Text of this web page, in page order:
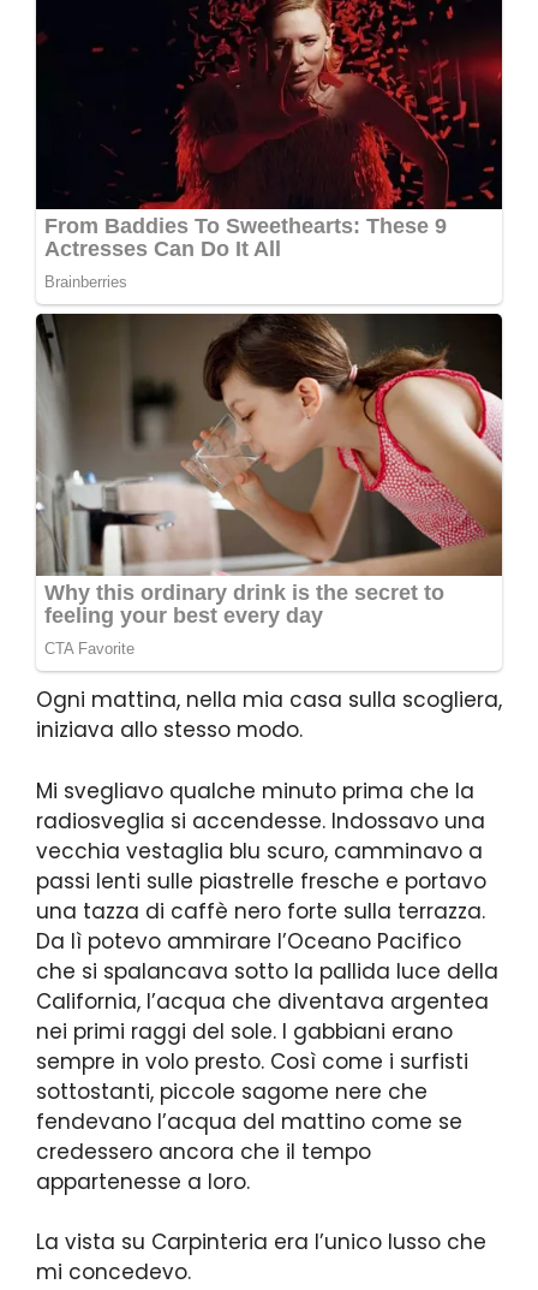
Ogni mattina, nella mia casa sulla scogliera,
iniziava allo stesso modo.
Mi svegliavo qualche minuto prima che la
radiosveglia si accendesse. Indossavo una
vecchia vestaglia blu scuro, camminavo a
passi lenti sulle piastrelle fresche e portavo
una tazza di caffè nero forte sulla terrazza.
Da lì potevo ammirare l’Oceano Pacifico
che si spalancava sotto la pallida luce della
California, l’acqua che diventava argentea
nei primi raggi del sole. I gabbiani erano
sempre in volo presto. Così come i surfisti
sottostanti, piccole sagome nere che
fendevano l’acqua del mattino come se
credessero ancora che il tempo
appartenesse a loro.
La vista su Carpinteria era l’unico lusso che
mi concedevo.